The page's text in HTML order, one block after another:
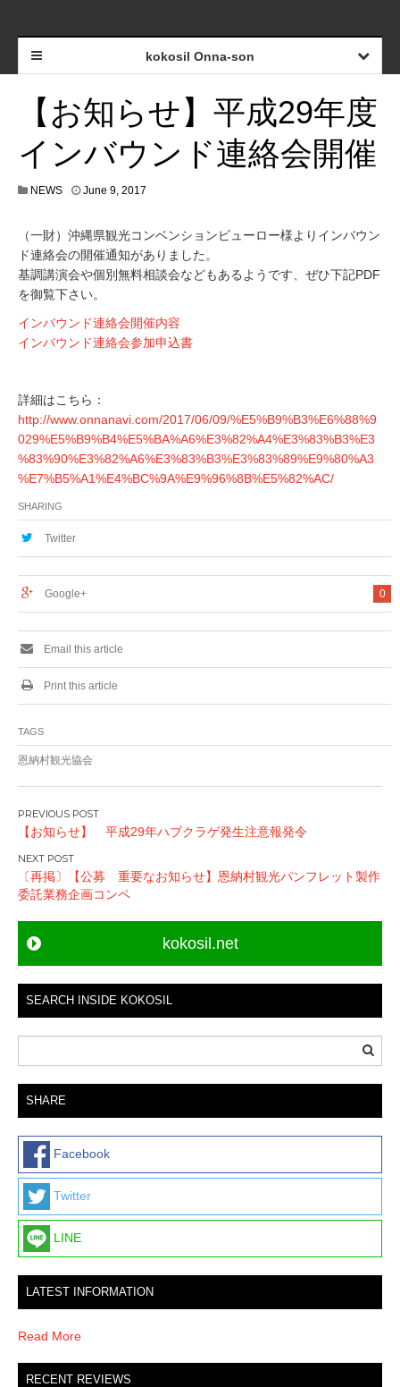
kokosil Onna-son
【お知らせ】平成29年度
インバウンド連絡会開催
NEWS June 9, 2017
（一財）沖縄県観光コンベンションビューロー様よりインバウン
ド連絡会の開催通知がありました。
基調講演会や個別無料相談会などもあるようです、ぜひ下記PDF
を御覧下さい。
インバウンド連絡会開催内容
インバウンド連絡会参加申込書
詳細はこちら：
http://www.onnanavi.com/2017/06/09/%E5%B9%B3%E6%88%9
029%E5%B9%B4%E5%BA%A6%E3%82%A4%E3%83%B3%E3
%83%90%E3%82%A6%E3%83%B3%E3%83%89%E9%80%A3
%E7%B5%A1%E4%BC%9A%E9%96%8B%E5%82%AC/
SHARING
Twitter
0
Google+
Email this article
Print this article
TAGS
恩納村観光協会
P
o
s
t
n
v
i
g
a
i
o
n
【お知らせ】 平成29年ハブクラゲ発生注意報発令
〔再掲〕【公募 重要なお知らせ】恩納村観光パンフレット製作
委託業務企画コンペ
kokosil.net
SEARCH INSIDE KOKOSIL
SHARE
Facebook
Twitter
LINE
LATEST INFORMATION
Read More
RECENT REVIEWS